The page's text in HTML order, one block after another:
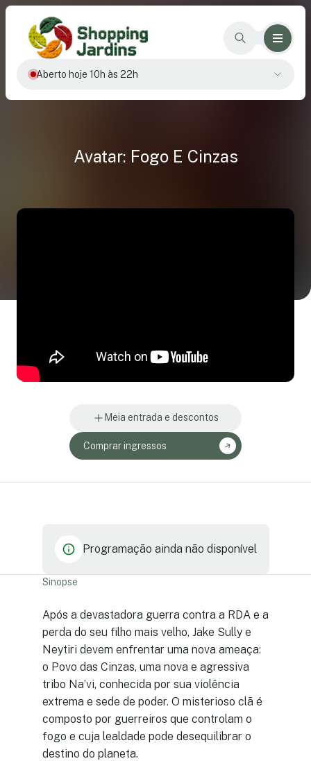
Aberto hoje 10h às 22h
Avatar: Fogo E Cinzas
Meia entrada e descontos
Comprar ingressos
Programação ainda não disponível
Sinopse
Após a devastadora guerra contra a RDA e a
perda do seu filho mais velho, Jake Sully e
Neytiri devem enfrentar uma nova ameaça:
o Povo das Cinzas, uma nova e agressiva
tribo Na’vi, conhecida por sua violência
extrema e sede de poder. O misterioso clã é
composto por guerreiros que controlam o
fogo e cuja lealdade pode desequilibrar o
destino do planeta.